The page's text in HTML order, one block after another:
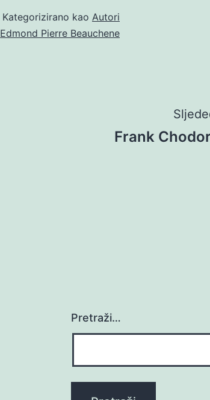
Kategorizirano kao Autori
Edmond Pierre Beauchene
Frank
Pretraži…